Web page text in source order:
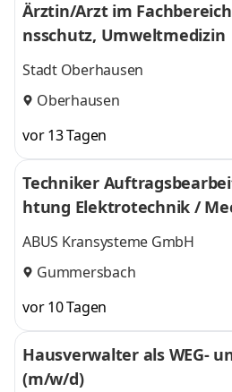
Ärztin/Arzt im
nsschutz, Umweltmedizin
Stadt Oberhausen
Oberhausen
vor 13 Tagen
Techniker
htung Elektrotechnik /
ABUS Kransysteme GmbH
Gummersbach
vor 10 Tagen
Hausverwalter als WEG-
(m/w/d)